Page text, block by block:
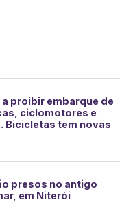
proibir embarque de
ciclomotores e
Bicicletas tem novas
presos no antigo
em Niterói